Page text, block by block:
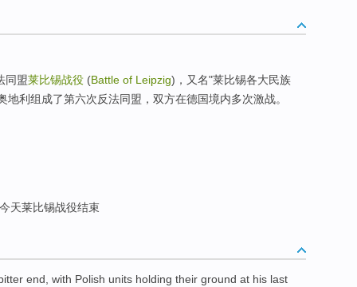
同盟莱比锡战役 (Battle of Leipzig)，又名"莱比锡各大民族
利组成了第六次反法同盟，双方在德国境内多次激战。
天莱比锡战役结束
end, with Polish units holding their ground at his last